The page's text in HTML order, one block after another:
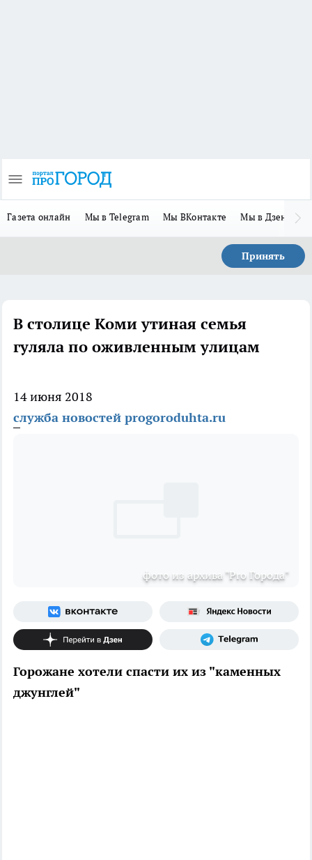
Газета онлайн Мы в Telegram Мы ВКонтакте Мы в Дзене
Принять
В столице Коми утиная семья
гуляла по оживленным улицам
14 июня 2018
служба новостей progoroduhta.ru
фото из архива "Pro Города"
Горожане хотели спасти их из "каменных
джунглей"